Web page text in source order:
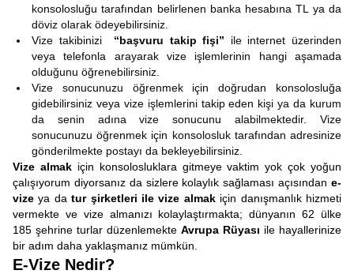
konsolosluğu tarafından belirlenen banka hesabına TL ya da
döviz olarak ödeyebilirsiniz.
Vize takibinizi “başvuru takip fişi” ile internet üzerinden
veya telefonla arayarak vize işlemlerinin hangi aşamada
olduğunu öğrenebilirsiniz.
Vize sonucunuzu öğrenmek için doğrudan konsolosluğa
gidebilirsiniz veya vize işlemlerini takip eden kişi ya da kurum
da senin adına vize sonucunu alabilmektedir. Vize
sonucunuzu öğrenmek için konsolosluk tarafından adresinize
gönderilmekte postayı da bekleyebilirsiniz.
Vize almakiçin konsolosluklara gitmeye vaktim yok çok yoğun
çalışıyorum diyorsanız da sizlere kolaylık sağlaması açısından e-
vize ya datur şirketleri ile vize almakiçin danışmanlık hizmeti
vermekte ve vize almanızı kolaylaştırmakta; dünyanın 62 ülke
185 şehrine turlar düzenlemekte Avrupa Rüyası ile hayallerinize
bir adım daha yaklaşmanız mümkün.
E-Vize Nedir?